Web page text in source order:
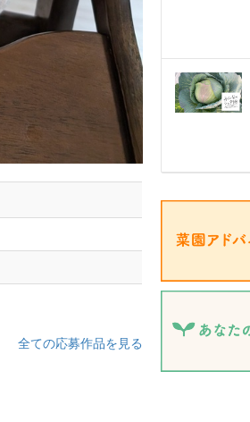
全ての応募作品を見る